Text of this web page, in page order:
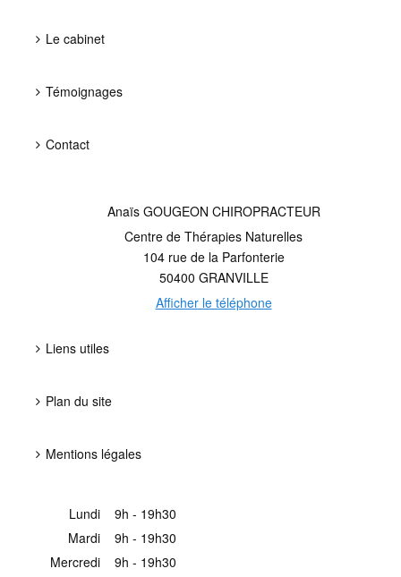
Le cabinet
Témoignages
Contact
Anaïs GOUGEON CHIROPRACTEUR
Centre de Thérapies Naturelles
104 rue de la Parfonterie
50400 GRANVILLE
Afficher le téléphone
Liens utiles
Plan du site
Mentions légales
Lundi
9h - 19h30
Mardi
9h - 19h30
Mercredi
9h - 19h30